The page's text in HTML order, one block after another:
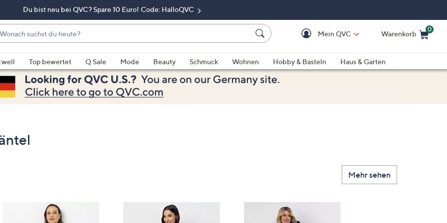
Du bist neu bei QVC? Spare 10 Euro! Code: HalloQVC
Mein QVC Warenkorb
0
Top bewertet Q Sale Mode Beauty Schmuck Wohnen Hobby & Basteln
Haus & Garten
Mehr sehen